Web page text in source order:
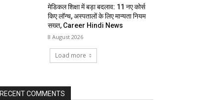
मेडिकल शिक्षा में बड़ा बदलाव: 11 नए कोर्स
किए लॉन्च, अस्पतालों के लिए मान्यता नियम
सख्त, Career Hindi News
8 August 2026
Load more
RECENT COMMENTS